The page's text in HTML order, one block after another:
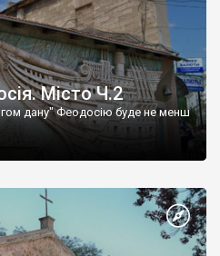
Місто Ч.2
дану" Феодосію буде не менш